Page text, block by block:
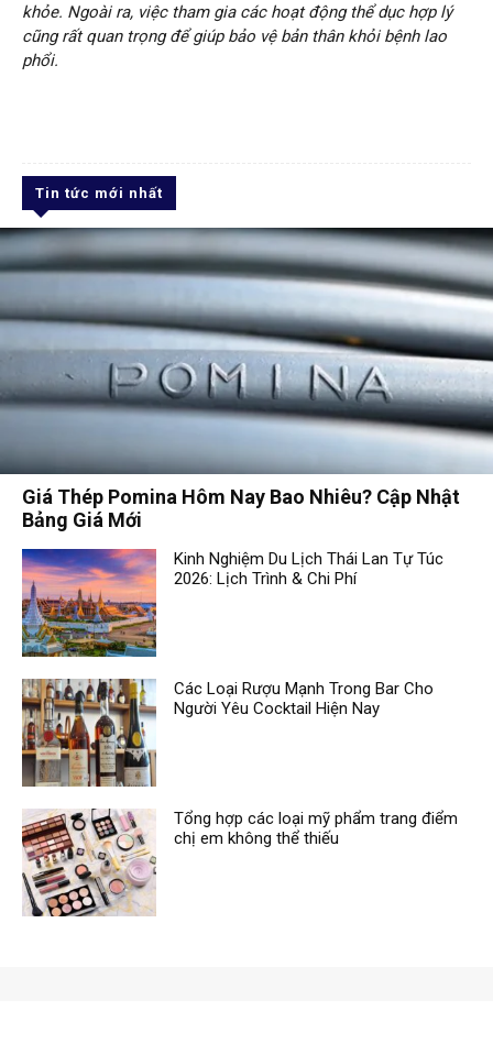
khỏe. Ngoài ra, việc tham gia các hoạt động thể dục hợp lý
cũng rất quan trọng để giúp bảo vệ bản thân khỏi bệnh lao
phổi.
Tin tức mới nhất
Giá Thép Pomina Hôm Nay Bao Nhiêu? Cập Nhật
Bảng Giá Mới
Kinh Nghiệm Du Lịch Thái Lan Tự Túc
2026: Lịch Trình & Chi Phí
Các Loại Rượu Mạnh Trong Bar Cho
Người Yêu Cocktail Hiện Nay
Tổng hợp các loại mỹ phẩm trang điểm
chị em không thể thiếu